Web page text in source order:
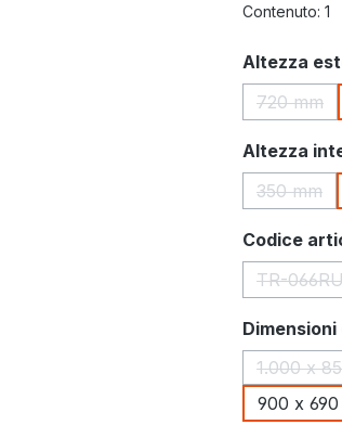
Contenuto: 1
Seleziona
Altezza
720 mm
Seleziona
Altezza
350 mm
Seleziona
Codice
TR-
Seleziona
1.000 x
900 x